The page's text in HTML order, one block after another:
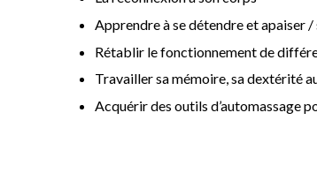
Apprendre à se détendre et apaiser
Rétablir le fonctionnement de
Travailler sa mémoire, sa dextérité
Acquérir des outils d’automassage